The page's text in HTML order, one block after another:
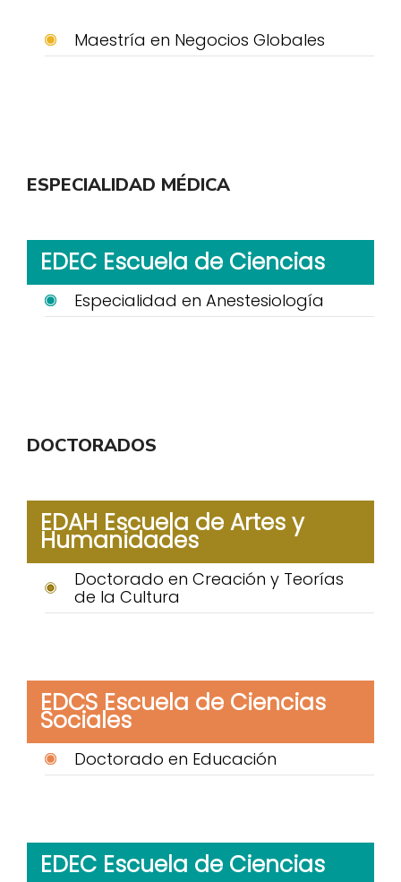
Maestría en Negocios Globales
ESPECIALIDAD MÉDICA
EDEC Escuela de Ciencias
Especialidad en Anestesiología
DOCTORADOS
EDAH Escuela de Artes y
Humanidades
Doctorado en Creación y Teorías
de la Cultura
EDCS Escuela de Ciencias
Sociales
Doctorado en Educación
EDEC Escuela de Ciencias